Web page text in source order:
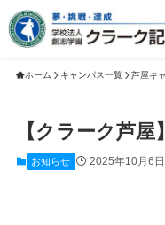
ホーム キャンパス一覧 芦屋キ
【クラーク芦屋
お知らせ 2025年10月6日